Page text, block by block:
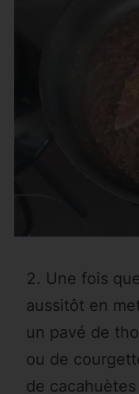
Une fois
aussitôt en
un pavé de
ou de
de